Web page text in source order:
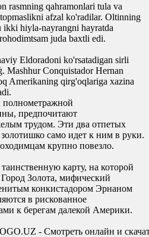
rasmning qahramonlari tula va
afzal ko'radilar. Oltinning
ikki hiyla-nayrangni hayratda
juda baxtli edi.
Eldoradoni ko'rsatadigan sirli
Mashhur Conquistador Hernan
Amerikaning qirg'oqlariga xazina
полнометражной
предпочитают
трудом. Эти два отпетых
само идет к ним в руки.
крупно повезло.
карту, на которой
Золота, мифический
конкистадором Эрнаном
в рискованное
к берегам далекой Америки.
- Смотреть онлайн и